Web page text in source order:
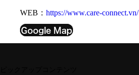
WEB： https://www.care-connect.vn/
Google Map